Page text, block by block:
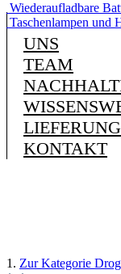
Wiederaufladbare
Taschenlampen und
UNS
TEAM
KONTAKT
1. Zur Kategorie